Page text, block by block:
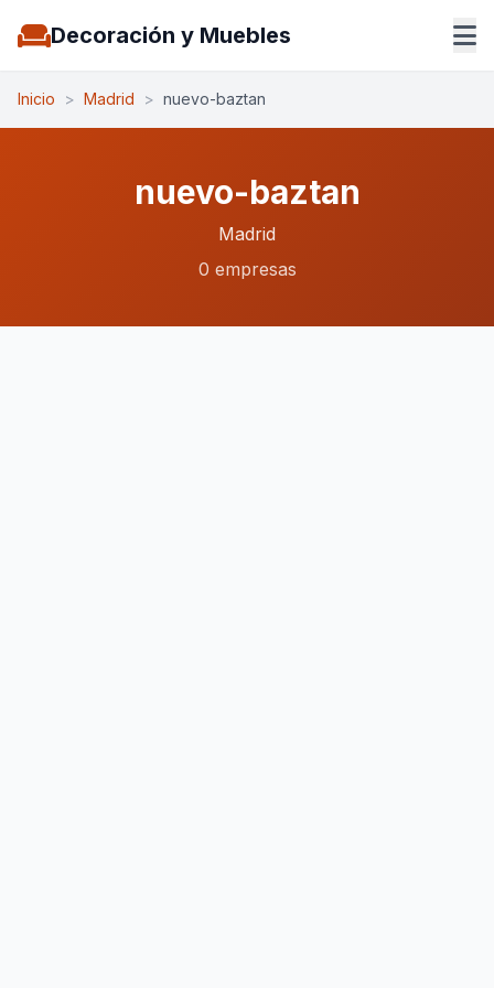
Decoración y Muebles
Inicio > Madrid > nuevo-baztan
nuevo-baztan
Madrid
0 empresas